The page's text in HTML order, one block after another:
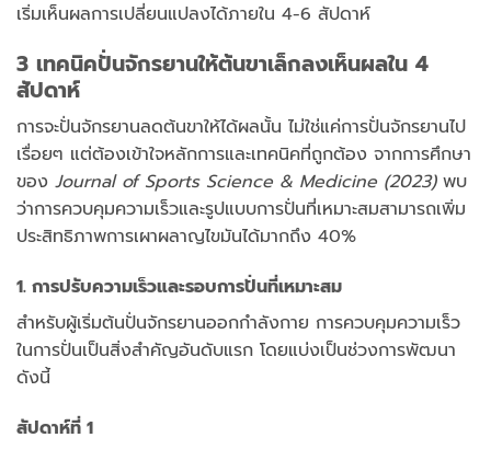
เริ่มเห็นผลการเปลี่ยนแปลงได้ภายใน 4-6 สัปดาห์
3 เทคนิคปั่นจักรยานให้ต้นขาเล็กลงเห็นผลใน 4
สัปดาห์
การจะปั่นจักรยานลดต้นขาให้ได้ผลนั้น ไม่ใช่แค่การปั่นจักรยานไป
เรื่อยๆ แต่ต้องเข้าใจหลักการและเทคนิคที่ถูกต้อง จากการศึกษา
ของ Journal of Sports Science & Medicine (2023)พบ
ว่าการควบคุมความเร็วและรูปแบบการปั่นที่เหมาะสมสามารถเพิ่ม
ประสิทธิภาพการเผาผลาญไขมันได้มากถึง 40%
1. การปรับความเร็วและรอบการปั่นที่เหมาะสม
สำหรับผู้เริ่มต้นปั่นจักรยานออกกำลังกาย การควบคุมความเร็ว
ในการปั่นเป็นสิ่งสำคัญอันดับแรก โดยแบ่งเป็นช่วงการพัฒนา
ดังนี้
สัปดาห์ที่ 1